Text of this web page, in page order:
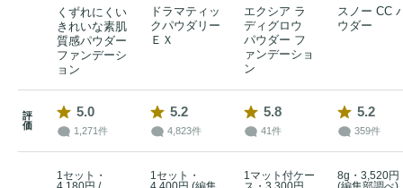
くずれにくい
きれいな素肌
質感パウダー
ファンデーシ
ョン
ドラマティッ
クパウダリー
ＥＸ
エクシア ラ
ディグロウ
パウダー フ
ァンデーショ
ン
スノー CC
ウダー
評
価
5.0
1,271件
5.2
4,823件
5.8
41件
5.2
359件
1セット・
1セット・
1マット付ケー
8g・3,520円